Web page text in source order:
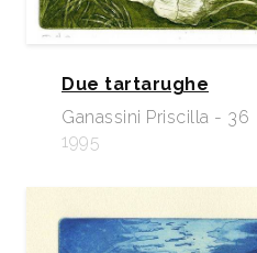
Due tartarughe
Ganassini Priscilla - 36
1995